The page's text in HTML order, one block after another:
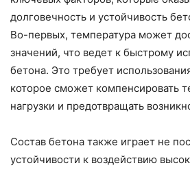
долговечность и устойчивость
Во-первых, температура может
значений, что ведет к быстрому
бетона. Это требует
которое сможет компенсировать
нагрузки и предотвращать
Состав бетона также играет не
устойчивости к воздействию